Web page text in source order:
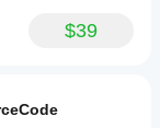
$39